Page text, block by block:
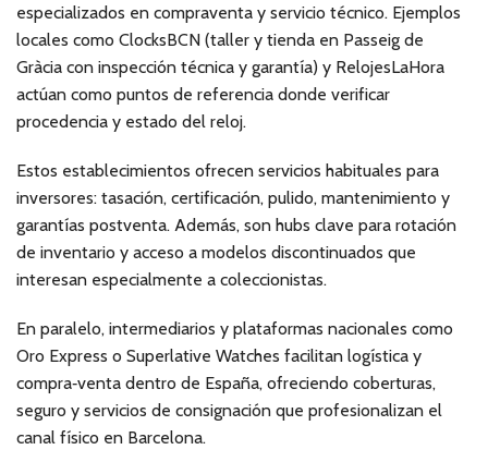
especializados en compraventa y servicio técnico. Ejemplos
locales como ClocksBCN (taller y tienda en Passeig de
Gràcia con inspección técnica y garantía) y RelojesLaHora
actúan como puntos de referencia donde verificar
procedencia y estado del reloj.
Estos establecimientos ofrecen servicios habituales para
inversores: tasación, certificación, pulido, mantenimiento y
garantías postventa. Además, son hubs clave para rotación
de inventario y acceso a modelos discontinuados que
interesan especialmente a coleccionistas.
En paralelo, intermediarios y plataformas nacionales como
Oro Express o Superlative Watches facilitan logística y
compra‑venta dentro de España, ofreciendo coberturas,
seguro y servicios de consignación que profesionalizan el
canal físico en Barcelona.